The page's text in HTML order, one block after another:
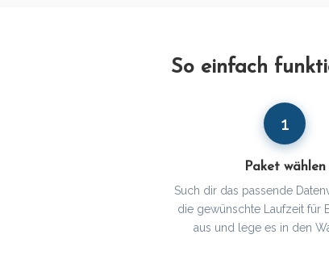
So einfach
1
Paket wählen
Such dir das passende
die gewünschte Laufzeit für
aus und lege es in den